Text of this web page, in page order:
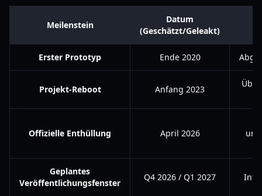
Meilenstein
Datum
(Geschätzt/Geleakt)
Erster Prototyp Ende 2020
Projekt-Reboot Anfang 2023
Offizielle Enthüllung April 2026
Geplantes
Veröffentlichungsfenster
Q4 2026 / Q1 2027